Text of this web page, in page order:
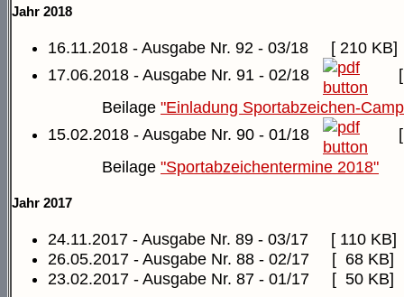
Jahr 2018
16.11.2018 - Ausgabe Nr. 92 - 03/18
[ 210 KB]
17.06.2018 - Ausgabe Nr. 91 - 02/18
Beilage "Einladung Sportabzeichen-
15.02.2018 - Ausgabe Nr. 90 - 01/18
Beilage "Sportabzeichentermine 2018"
Jahr 2017
24.11.2017 - Ausgabe Nr. 89 - 03/17
[ 110 KB]
26.05.2017 - Ausgabe Nr. 88 - 02/17
[ 68 KB]
23.02.2017 - Ausgabe Nr. 87 - 01/17
[ 50 KB]